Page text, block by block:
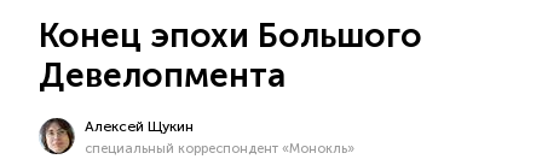
Конец эпохи Большого
Девелопмента
Алексей Щукин
специальный корреспондент «Монокль»